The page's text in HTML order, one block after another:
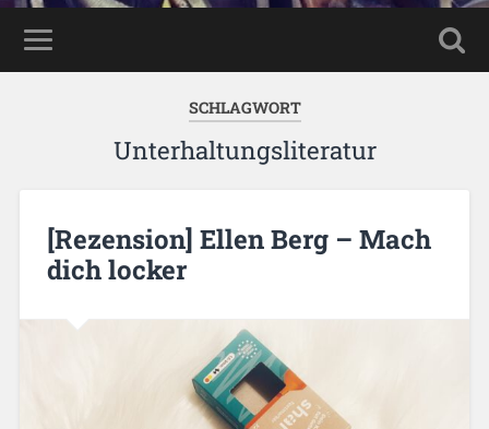
SCHLAGWORT
Unterhaltungsliteratur
[Rezension] Ellen Berg – Mach
dich locker